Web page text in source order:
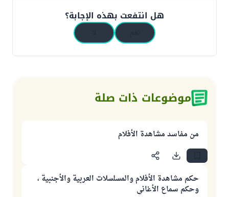
هل انتفعت بهذه الإجابة؟
موضوعات ذات صلة
من مفاسد مشاهدة الأفلام
حكم مشاهدة الأفلام والمسلسلات العربية والأجنبية ،
وحكم سماع الأغاني